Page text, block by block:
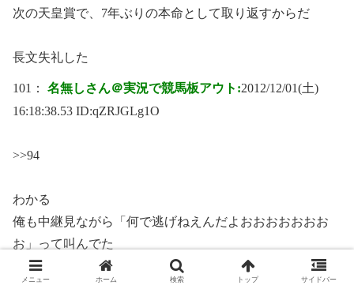
次の天皇賞で、7年ぶりの本命として取り返すからだ
長文失礼した
101： 名無しさん＠実況で競馬板アウト:2012/12/01(土)
16:18:38.53 ID:qZRJGLg1O
>>94
わかる
俺も中継見ながら「何で逃げねえんだよおおおおおおお
お」って叫んでた
95：名無しさん＠実況で競馬板アウト: 2012/12/01(土)
メニュー ホーム 検索 トップ サイドバー